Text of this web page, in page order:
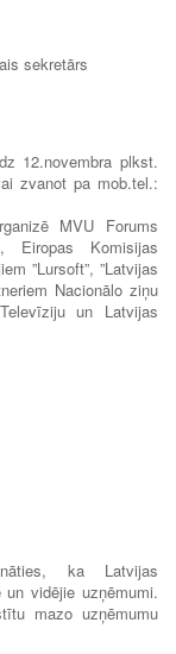
sekretārs
12.novembra plkst.
zvanot pa mob.tel.:
MVU Forums
Eiropas Komisijas
”Lursoft”, ”Latvijas
Nacionālo ziņu
un Latvijas
ka Latvijas
vidējie uzņēmumi.
mazo uzņēmumu